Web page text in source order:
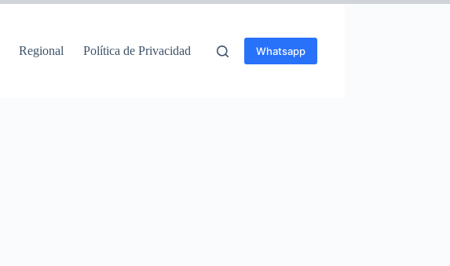
Regional Política de Privacidad Whatsapp